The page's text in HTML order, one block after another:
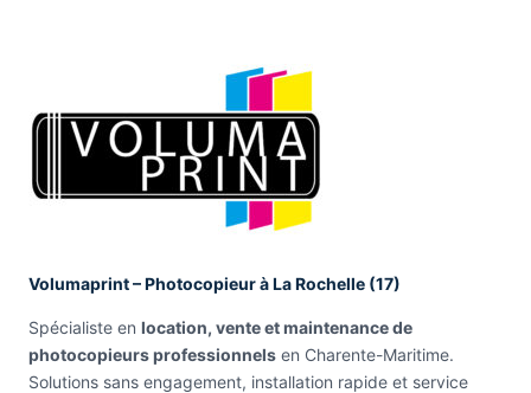
Volumaprint – Photocopieur à La Rochelle (17)
Spécialiste en location, vente et maintenance de
photocopieurs professionnels en Charente-Maritime.
Solutions sans engagement, installation rapide et service